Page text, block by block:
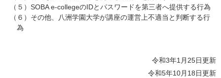
（５）SOBA e-collegeのIDとパスワードを第三者へ提供する行為
（６）その他、八洲学園大学が講座の運営上不適当と判断する行
為
令和3年1月25日更新
令和5年10月18日更新